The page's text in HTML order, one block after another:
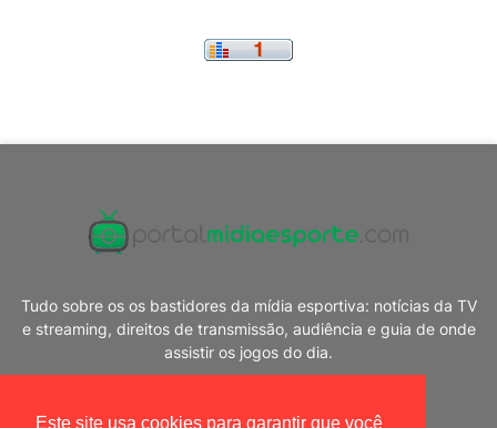
Este site usa cookies para garantir que você
Tudo sobre os os bastidores da mídia esportiva: notícias da TV
e streaming, direitos de transmissão, audiência e guia de onde
assistir os jogos do dia.